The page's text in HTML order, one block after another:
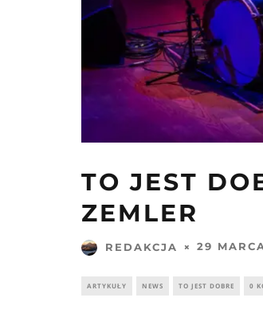
TO JEST
ZEMLER
REDAKCJA 29
ARTYKUŁY NEWS TO JEST DOBRE 0